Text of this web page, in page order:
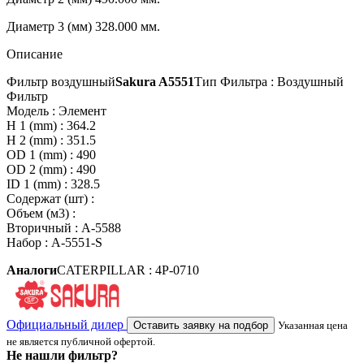
Диаметр 3 (мм) 328.000 мм.
Описание
Фильтр воздушныйSakura A5551Тип Фильтра : Воздушный
Фильтр
Модель : Элемент
H 1 (mm) : 364.2
H 2 (mm) : 351.5
OD 1 (mm) : 490
OD 2 (mm) : 490
ID 1 (mm) : 328.5
Содержат (шт) :
Объем (м3) :
Вторичный : A-5588
Набор : A-5551-S
АналогиCATERPILLAR : 4P-0710
Официальный дилер Оставить заявку на подбор
Указанная цена
не является публичной офертой.
Не нашли фильтр?